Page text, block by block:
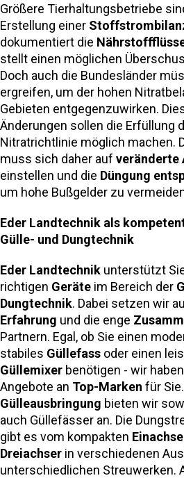
Größere Tierhaltungsbetriebe
Erstellung einer
dokumentiert die
stellt einen möglichen
Doch auch die Bundesländer
ergreifen, um der hohen
Gebieten entgegenzuwirken.
Änderungen sollen die Erfüllung
Nitratrichtlinie möglich machen.
muss sich daher auf veränderte
einstellen und die Düngung
um hohe Bußgelder zu
Eder Landtechnik als
Gülle- und Dungtechnik
Eder Landtechnik unterstützt
richtigen Geräte im Bereich der
Dungtechnik. Dabei setzen wir
Erfahrung und die enge
Partnern. Egal, ob Sie einen
stabiles Güllefass oder einen
Güllemixer benötigen - wir
Angebote an Top-Marken für
Gülleausbringung bieten wir
auch Güllefässer an. Die
gibt es vom kompakten
Dreiachser in verschiedenen
unterschiedlichen Streuwerken.